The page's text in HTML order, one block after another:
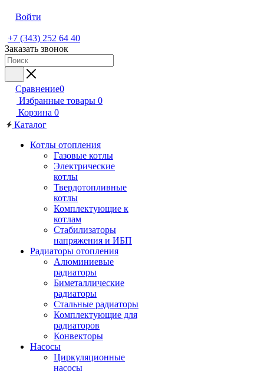
Войти
+7 (343) 252 64 40
Заказать звонок
Сравнение0
Избранные товары 0
Корзина 0
Каталог
Котлы отопления
Газовые котлы
Электрические
котлы
Твердотопливные
котлы
Комплектующие к
котлам
Стабилизаторы
напряжения и ИБП
Радиаторы отопления
Алюминиевые
радиаторы
Биметаллические
радиаторы
Стальные радиаторы
Комплектующие для
радиаторов
Конвекторы
Насосы
Циркуляционные
насосы